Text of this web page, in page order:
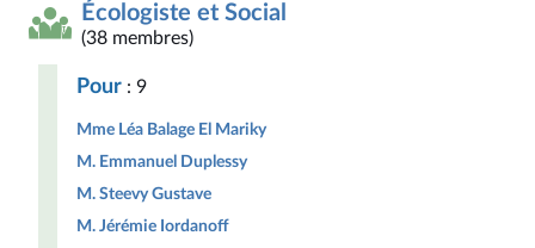
Écologiste et Social
(38 membres)
Pour : 9
Mme Léa Balage El Mariky
M. Emmanuel Duplessy
M. Steevy Gustave
M. Jérémie Iordanoff